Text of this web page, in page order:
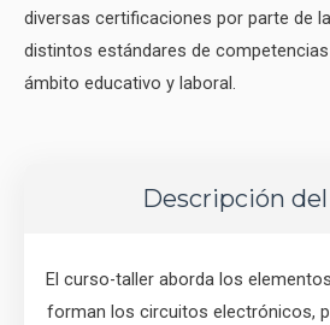
diversas certificaciones por parte de la
distintos estándares de
ámbito educativo y laboral.
Descripción
El curso-taller aborda los
forman los circuitos electrónicos,